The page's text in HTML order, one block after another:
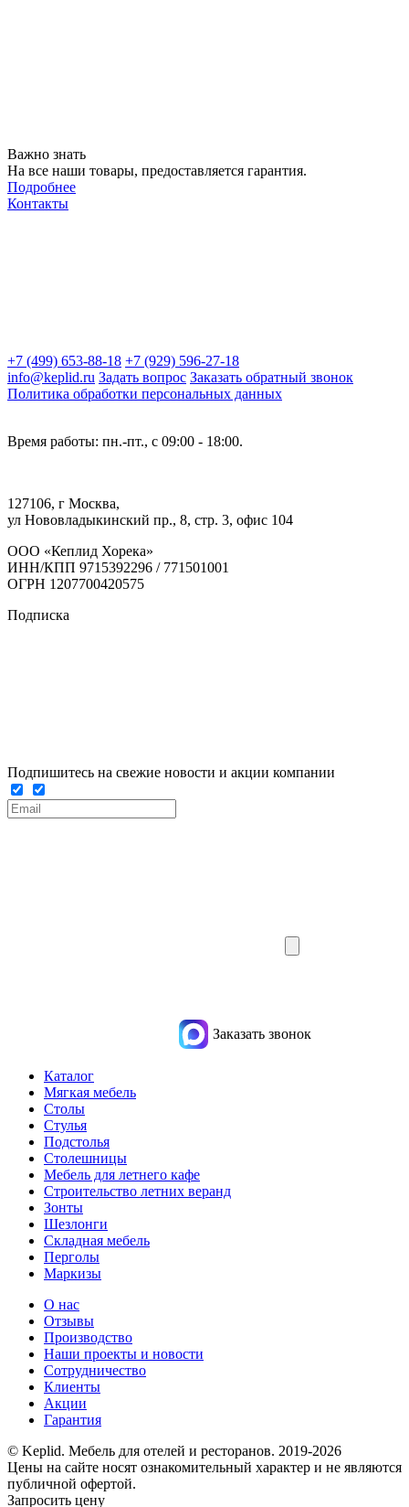
Важно знать
На все наши товары, предоставляется гарантия.
Подробнее
Контакты
+7 (499) 653-88-18 +7 (929) 596-27-18
info@keplid.ru Задать вопрос Заказать обратный звонок
Политика обработки персональных данных
Время работы: пн.-пт., с 09:00 - 18:00.
127106, г Москва,
ул Нововладыкинский пр., 8, стр. 3, офис 104
ООО «Кеплид Хорека»
ИНН/КПП 9715392296 / 771501001
ОГРН 1207700420575
Подписка
Подпишитесь на свежие новости и акции компании
Заказать звонок
Каталог
Мягкая мебель
Столы
Стулья
Подстолья
Столешницы
Мебель для летнего кафе
Строительство летних веранд
Зонты
Шезлонги
Складная мебель
Перголы
Маркизы
О нас
Отзывы
Производство
Наши проекты и новости
Сотрудничество
Клиенты
Акции
Гарантия
© Keplid. Мебель для отелей и ресторанов. 2019-2026
Цены на сайте носят ознакомительный характер и не являются
публичной офертой.
Запросить цену